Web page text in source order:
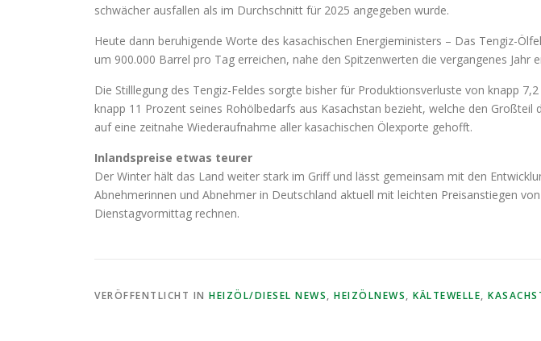
schwächer ausfallen als im Durchschnitt für 2025 angegeben wurde.
Heute dann beruhigende Worte des kasachischen Energieministers – Das Tengiz-
um 900.000 Barrel pro Tag erreichen, nahe den Spitzenwerten die vergangenes
Die Stilllegung des Tengiz-Feldes sorgte bisher für Produktionsverluste von knapp
knapp 11 Prozent seines Rohölbedarfs aus Kasachstan bezieht, welche den
auf eine zeitnahe Wiederaufnahme aller kasachischen Ölexporte gehofft.
Inlandspreise etwas teurer
Der Winter hält das Land weiter stark im Griff und lässt gemeinsam mit den
Abnehmerinnen und Abnehmer in Deutschland aktuell mit leichten Preisanstiegen
Dienstagvormittag rechnen.
VERÖFFENTLICHT IN HEIZÖL/DIESEL NEWS, HEIZÖLNEWS, KÄLTEWELLE,